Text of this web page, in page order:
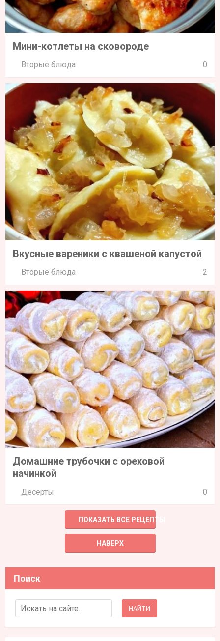
Мини-котлеты на сковороде
Вторые блюда 0
Вкусные вареники с квашеной капустой
Вторые блюда 2
Домашние трубочки с ореховой
начинкой
Десерты 0
ПОКАЗАТЬ ВСЕ РЕЦЕПТЫ
НАВЕРХ
Поиск
Search for: